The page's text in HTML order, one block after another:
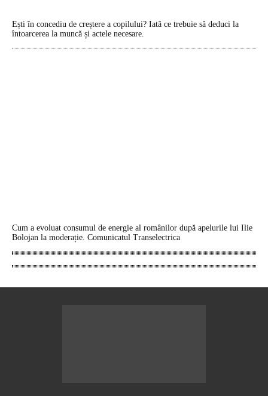
Ești în concediu de creștere a copilului? Iată ce trebuie să deduci la
întoarcerea la muncă și actele necesare.
Cum a evoluat consumul de energie al românilor după apelurile lui Ilie
Bolojan la moderație. Comunicatul Transelectrica